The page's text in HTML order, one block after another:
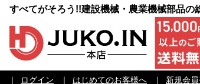
すべてがそろう!!建設機械・農業機械部品の
｜ ログイン ｜ はじめてのお客様へ ｜ 新規会